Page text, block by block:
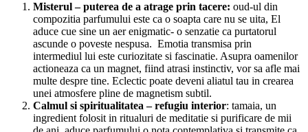
Misterul – puterea de a atrage prin tacere: oud-ul din
compozitia parfumului este ca o soapta care nu se uita, El
aduce cue sine un aer enigmatic- o senzatie ca purtatorul
ascunde o poveste nespusa. Emotia transmisa prin
intermediul lui este curiozitate si fascinatie. Asupra oamenilor
actioneaza ca un magnet, fiind atrasi instinctiv, vor sa afle mai
multe despre tine. Eclectic poate deveni aliatul tau in crearea
unei atmosfere pline de magnetism subtil.
Calmul si spiritualitatea – refugiu interior: tamaia, un
ingredient folosit in ritualuri de meditatie si purificare de mii